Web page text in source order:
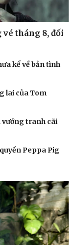
vé tháng 8, đối
kể về bản tình
lai của Tom
vướng tranh cãi
Peppa Pig